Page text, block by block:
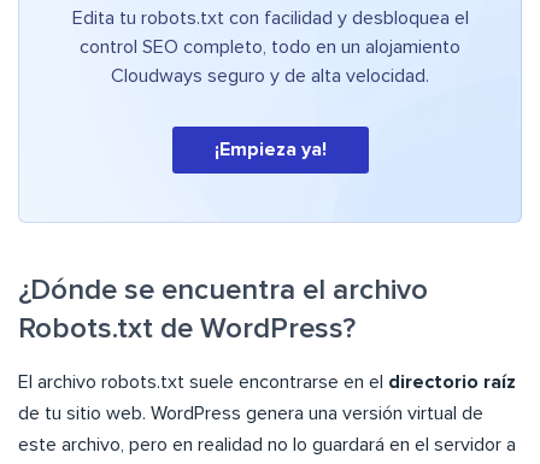
Edita tu robots.txt con facilidad y desbloquea el
control SEO completo, todo en un alojamiento
Cloudways seguro y de alta velocidad.
¡Empieza ya!
¿Dónde se encuentra el archivo
Robots.txt de WordPress?
El archivo robots.txt suele encontrarse en el directorio raíz
de tu sitio web. WordPress genera una versión virtual de
este archivo, pero en realidad no lo guardará en el servidor a